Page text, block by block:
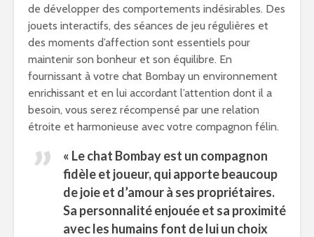
de développer des comportements indésirables. Des
jouets interactifs, des séances de jeu régulières et
des moments d’affection sont essentiels pour
maintenir son bonheur et son équilibre. En
fournissant à votre chat Bombay un environnement
enrichissant et en lui accordant l’attention dont il a
besoin, vous serez récompensé par une relation
étroite et harmonieuse avec votre compagnon félin.
« Le chat Bombay est un compagnon
fidèle et joueur, qui apporte beaucoup
de joie et d’amour à ses propriétaires.
Sa personnalité enjouée et sa proximité
avec les humains font de lui un choix